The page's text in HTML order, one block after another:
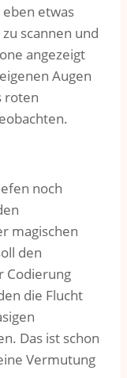
etwas
scannen und
angezeigt
Augen
roten
noch
magischen
den
Codierung
die Flucht
Das ist schon
Vermutung